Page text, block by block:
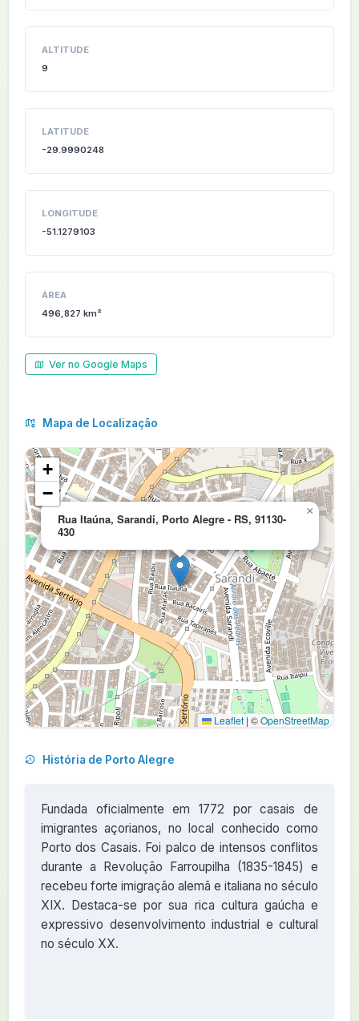
ALTITUDE
9
LATITUDE
-29.9990248
LONGITUDE
-51.1279103
ÁREA
496,827 km²
Ver no Google Maps
Mapa de Localização
Rua Itaúna, Sarandi, Porto Alegre - RS, 91130-
430
×
+
−
Leaflet | ©OpenStreetMap
História de Porto Alegre
Fundada oficialmente em 1772 por casais de
imigrantes açorianos, no local conhecido como
Porto dos Casais. Foi palco de intensos conflitos
durante a Revolução Farroupilha (1835-1845) e
recebeu forte imigração alemã e italiana no século
XIX. Destaca-se por sua rica cultura gaúcha e
expressivo desenvolvimento industrial e cultural
no século XX.